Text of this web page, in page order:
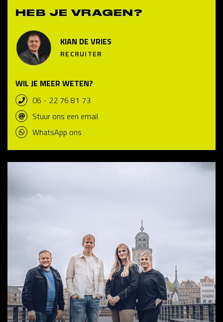
HEB JE VRAGEN?
KIAN DE VRIES
RECRUITER
WIL JE MEER WETEN?
06 - 22 76 81 73
Stuur ons een email
WhatsApp ons